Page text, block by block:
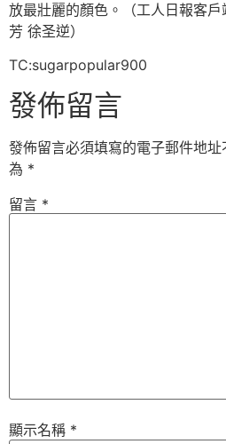
放最壯麗的顏色。（工人日報客
芳 徐圣逆）
TC:sugarpopular900
發佈留言
發佈留言必須填寫的電子郵件地址
為 *
留言 *
顯示名稱 *